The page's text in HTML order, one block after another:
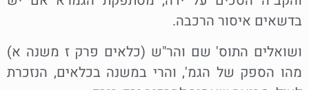
בדשאים איסור הרכבה.
ושואלים התוס' שם והר"ש (כלאים פרק ז משנה א)
מהו הספק של הגמ', והרי במשנה בכלאים, הנזכרת